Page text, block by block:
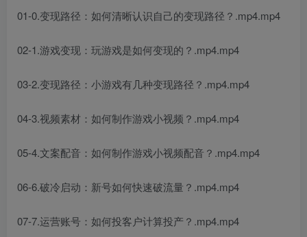
01-0.变现路径：如何清晰认识自己的变现路径？.mp4.mp4
02-1.游戏变现：玩游戏是如何变现的？.mp4.mp4
03-2.变现路径：小游戏有几种变现路径？.mp4.mp4
04-3.视频素材：如何制作游戏小视频？.mp4.mp4
05-4.文案配音：如何制作游戏小视频配音？.mp4.mp4
06-6.破冷启动：新号如何快速破流量？.mp4.mp4
07-7.运营账号：如何投客户计算投产？.mp4.mp4